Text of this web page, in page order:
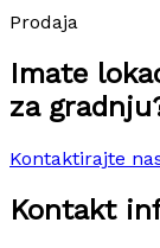
Prodaja
Imate
za
Kontaktirajte
Kontakt